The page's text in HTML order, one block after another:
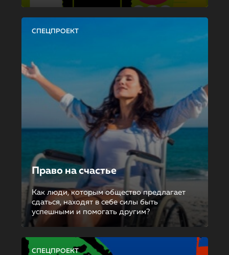
СПЕЦПРОЕКТ
Право на счастье
Как люди, которым общество предлагает
сдаться, находят в себе силы быть
успешными и помогать другим?
СПЕЦПРОЕКТ